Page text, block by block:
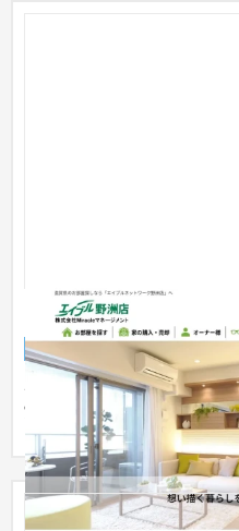
エイブルネットワーク野洲
企業サイト 不動産・マンション
※ページイメージが崩れてい
実際のページをご確認いただ